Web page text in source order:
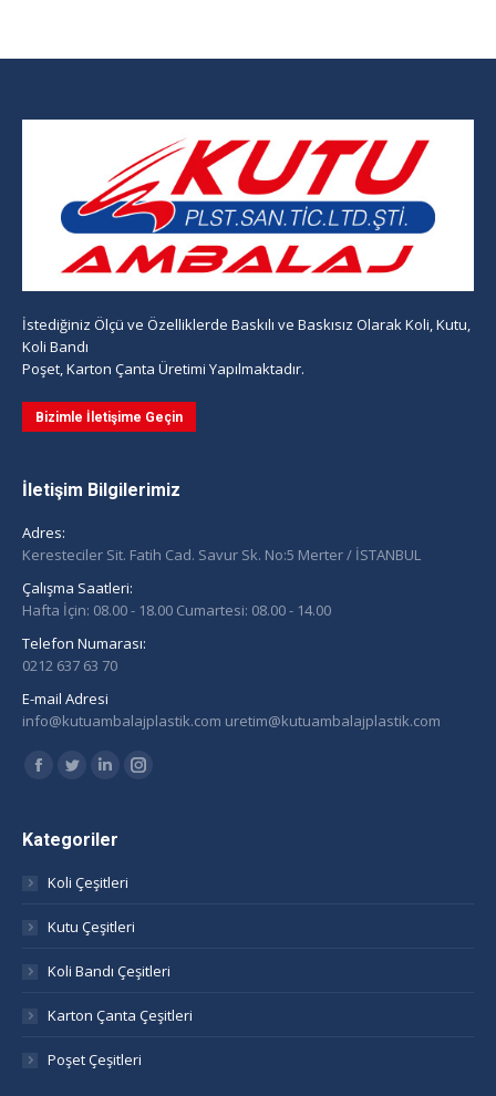
İstediğiniz Ölçü ve Özelliklerde Baskılı ve Baskısız Olarak Koli, Kutu,
Koli Bandı
Poşet, Karton Çanta Üretimi Yapılmaktadır.
Bizimle İletişime Geçin
İletişim Bilgilerimiz
Adres:
Keresteciler Sit. Fatih Cad. Savur Sk. No:5 Merter / İSTANBUL
Çalışma Saatleri:
Hafta İçin: 08.00 - 18.00 Cumartesi: 08.00 - 14.00
Telefon Numarası:
0212 637 63 70
E-mail Adresi
info@kutuambalajplastik.com uretim@kutuambalajplastik.com
Find us on:
Facebook
opens
new
window
Twitter
opens
new
window
Linkedin
opens
new
window
Instagram
Kategoriler
Koli Çeşitleri
Kutu Çeşitleri
Koli Bandı Çeşitleri
Karton Çanta Çeşitleri
Poşet Çeşitleri